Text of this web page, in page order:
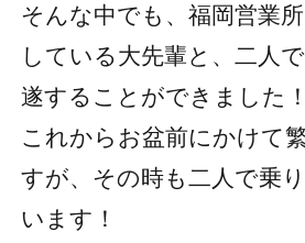
そんな中でも、福岡営業
している大先輩と、二人
遂することができました！
これからお盆前にかけて
すが、その時も二人で乗
います！